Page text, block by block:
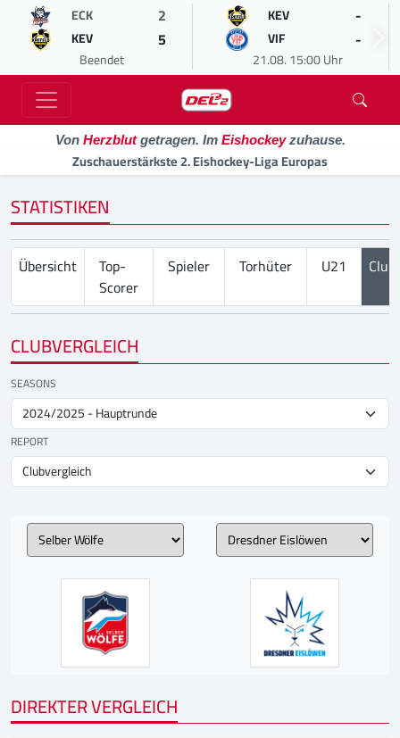
ECK 2
KEV 5
Beendet
KEV -
VIF -
21.08. 15:00 Uhr
Von Herzblutgetragen. Im Eishockeyzuhause.
Zuschauerstärkste 2. Eishockey-Liga Europas
STATISTIKEN
Übersicht
Top-
Scorer
Spieler Torhüter U21
CLUBVERGLEICH
SEASONS
REPORT
DIREKTER VERGLEICH